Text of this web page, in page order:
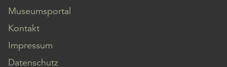
Museumsportal
Kontakt
Impressum
Datenschutz